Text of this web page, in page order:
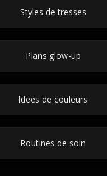
Styles de tresses
Plans glow-up
Idees de couleurs
Routines de soin